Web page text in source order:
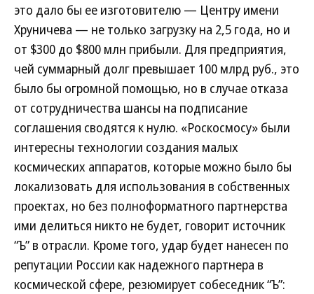
это дало бы ее изготовителю — Центру имени
Хруничева — не только загрузку на 2,5 года, но и
от $300 до $800 млн прибыли. Для предприятия,
чей суммарный долг превышает 100 млрд руб., это
было бы огромной помощью, но в случае отказа
от сотрудничества шансы на подписание
соглашения сводятся к нулю. «Роскосмосу» были
интересны технологии создания малых
космических аппаратов, которые можно было бы
локализовать для использования в собственных
проектах, но без полноформатного партнерства
ими делиться никто не будет, говорит источник
“Ъ” в отрасли. Кроме того, удар будет нанесен по
репутации России как надежного партнера в
космической сфере, резюмирует собеседник “Ъ”: